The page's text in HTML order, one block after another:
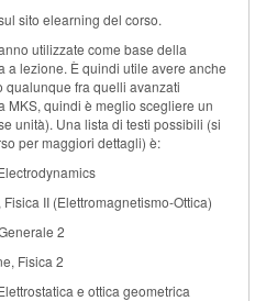
sito elearning del corso.
utilizzate come base della
a lezione. È quindi utile avere anche
qualunque fra quelli avanzati
MKS, quindi è meglio scegliere un
unità). Una lista di testi possibili (si
per maggiori dettagli) è:
II (Elettromagnetismo-Ottica)
2
Fisica 2
e ottica geometrica